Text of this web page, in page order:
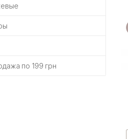
по 199 грн